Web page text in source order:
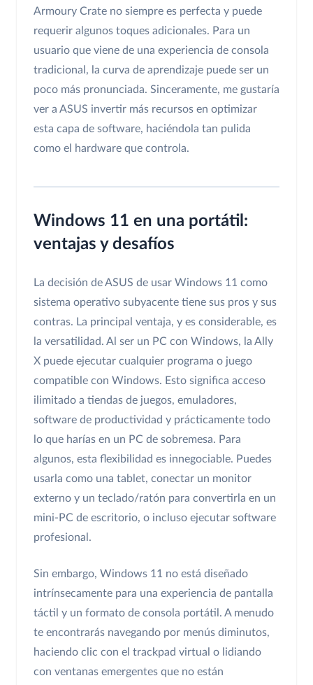
Armoury Crate no siempre es perfecta y puede
requerir algunos toques adicionales. Para un
usuario que viene de una experiencia de consola
tradicional, la curva de aprendizaje puede ser un
poco más pronunciada. Sinceramente, me gustaría
ver a ASUS invertir más recursos en optimizar
esta capa de software, haciéndola tan pulida
como el hardware que controla.
Windows 11 en una portátil:
ventajas y desafíos
La decisión de ASUS de usar Windows 11 como
sistema operativo subyacente tiene sus pros y sus
contras. La principal ventaja, y es considerable, es
la versatilidad. Al ser un PC con Windows, la Ally
X puede ejecutar cualquier programa o juego
compatible con Windows. Esto significa acceso
ilimitado a tiendas de juegos, emuladores,
software de productividad y prácticamente todo
lo que harías en un PC de sobremesa. Para
algunos, esta flexibilidad es innegociable. Puedes
usarla como una tablet, conectar un monitor
externo y un teclado/ratón para convertirla en un
mini-PC de escritorio, o incluso ejecutar software
profesional.
Sin embargo, Windows 11 no está diseñado
intrínsecamente para una experiencia de pantalla
táctil y un formato de consola portátil. A menudo
te encontrarás navegando por menús diminutos,
haciendo clic con el trackpad virtual o lidiando
con ventanas emergentes que no están